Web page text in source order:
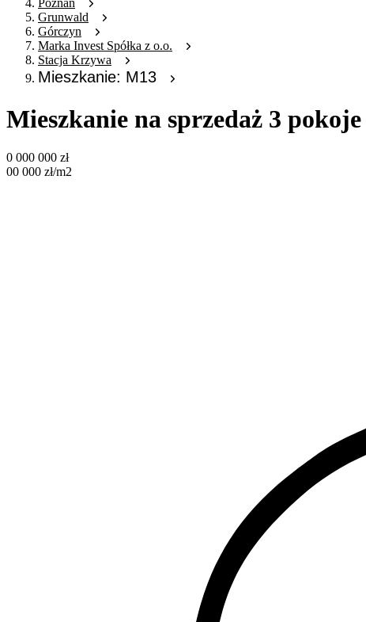
Poznań
Grunwald
Górczyn
Marka Invest Spółka z o.o.
Stacja Krzywa
Mieszkanie: M13
Mieszkanie na sprzedaż 3
0 000 000 zł
00 000 zł/m2